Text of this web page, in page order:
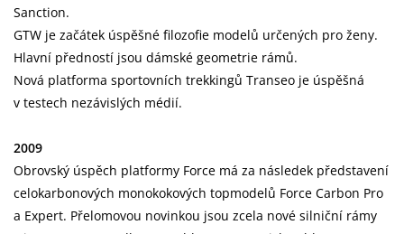
Sanction.
GTW je začátek úspěšné filozofie modelů určených pro ženy.
Hlavní předností jsou dámské geometrie rámů.
Nová platforma sportovních trekkingů Transeo je úspěšná
v testech nezávislých médií.
2009
Obrovský úspěch platformy Force má za následek představení
celokarbonových monokokových topmodelů Force Carbon Pro
a Expert. Přelomovou novinkou jsou zcela nové silniční rámy